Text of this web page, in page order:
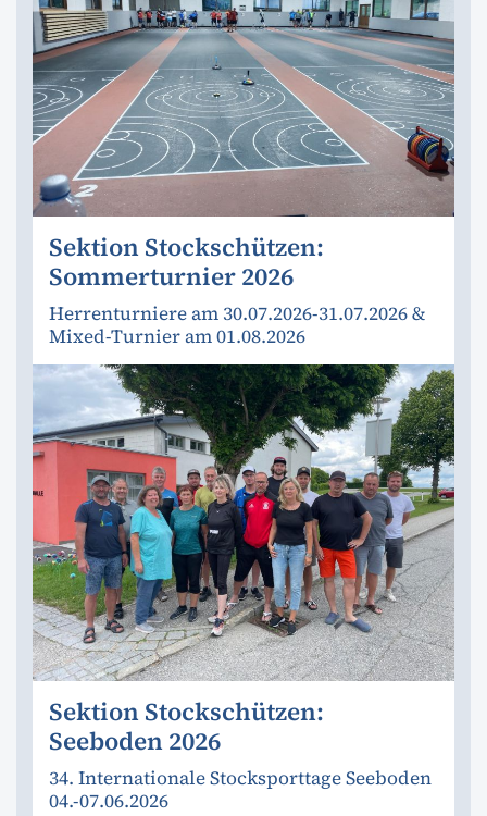
Sektion Stockschützen:
Sommerturnier 2026
Herrenturniere am 30.07.2026-31.07.2026 &
Mixed-Turnier am 01.08.2026
Sektion Stockschützen:
Seeboden 2026
34. Internationale Stocksporttage Seeboden
04.-07.06.2026